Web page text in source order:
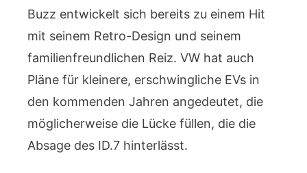
Buzz entwickelt sich bereits zu einem Hit
mit seinem Retro-Design und seinem
familienfreundlichen Reiz. VW hat auch
Pläne für kleinere, erschwingliche EVs in
den kommenden Jahren angedeutet, die
möglicherweise die Lücke füllen, die die
Absage des ID.7 hinterlässt.